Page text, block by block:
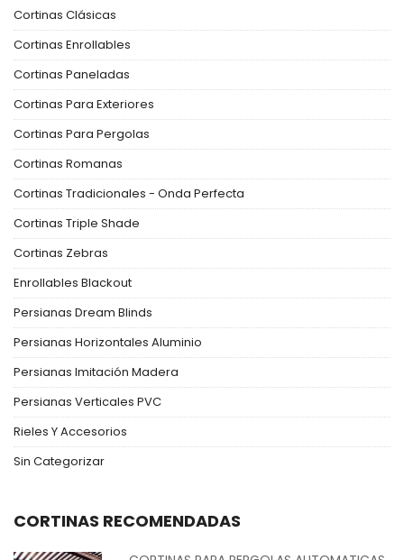
Cortinas Clásicas
Cortinas Enrollables
Cortinas Paneladas
Cortinas Para Exteriores
Cortinas Para Pergolas
Cortinas Romanas
Cortinas Tradicionales - Onda Perfecta
Cortinas Triple Shade
Cortinas Zebras
Enrollables Blackout
Persianas Dream Blinds
Persianas Horizontales Aluminio
Persianas Imitación Madera
Persianas Verticales PVC
Rieles Y Accesorios
Sin Categorizar
CORTINAS RECOMENDADAS